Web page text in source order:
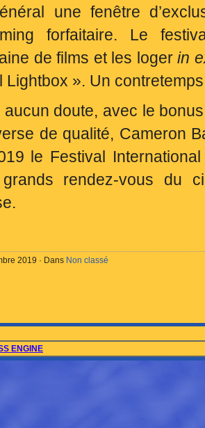
une fenêtre
forfaitaire. Le
de films et les logerin
Lightbox ». Un
aucun doute, avec le
de qualité, Cameron
le Festival
rendez-vous du
2019 · Dans Non classé
ENGINE